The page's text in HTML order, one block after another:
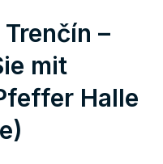
–
mit
Halle